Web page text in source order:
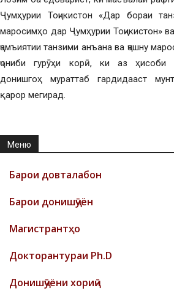
Ҷумҳурии Тоҷикистон «Дар бораи
маросимҳо дар Ҷумҳурии Тоҷикистон»
ҷамъиятии танзими анъана ва ҷашну
ҷониби гурӯҳи корӣ, ки аз ҳисоби
донишгоҳ мураттаб гардидааст
қарор мегирад.
Меню
Барои довталабон
Барои донишҷӯён
Магистрантҳо
Докторантураи Ph.D
Донишҷӯёни хориҷӣ